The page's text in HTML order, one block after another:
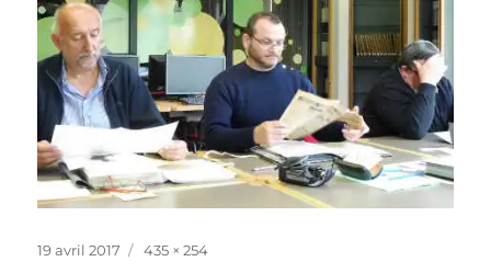
Publié
19 avril 2017
Taille
435 × 254